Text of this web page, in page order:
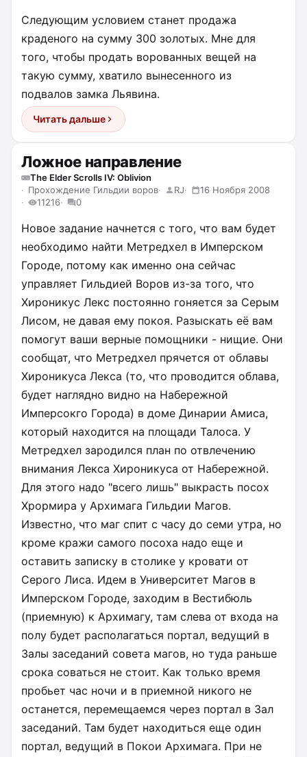
Следующим условием станет продажа
краденого на сумму 300 золотых. Мне для
того, чтобы продать ворованных вещей на
такую сумму, хватило вынесенного из
подвалов замка Льявина.
Читать дальше
Ложное направление
The Elder Scrolls IV: Oblivion
Прохождение Гильдии воров
RJ
16 Ноября 2008
11216
0
Новое задание начнется с того, что вам будет
необходимо найти Метредхел в Имперском
Городе, потому как именно она сейчас
управляет Гильдией Воров из-за того, что
Хироникус Лекс постоянно гоняется за Серым
Лисом, не давая ему покоя. Разыскать её вам
помогут ваши верные помощники - нищие. Они
сообщат, что Метредхел прячется от облавы
Хироникуса Лекса (то, что проводится облава,
будет наглядно видно на Набережной
Имперсокго Города) в доме Динарии Амиса,
который находится на площади Талоса. У
Метредхел зародился план по отвлечению
внимания Лекса Хироникуса от Набережной.
Для этого надо "всего лишь" выкрасть посох
Хрормира у Архимага Гильдии Магов.
Известно, что маг спит с часу до семи утра, но
кроме кражи самого посоха надо еще и
оставить записку в столике у кровати от
Серого Лиса. Идем в Университет Магов в
Имперском Городе, заходим в Вестибюль
(приемную) к Архимагу, там слева от входа на
полу будет располагаться портал, ведущий в
Залы заседаний совета магов, но туда раньше
срока соваться не стоит. Как только время
пробьет час ночи и в приемной никого не
останется, перемещаемся через портал в Зал
заседаний. Там будет находиться еще один
портал, ведущий в Покои Архимага. При не